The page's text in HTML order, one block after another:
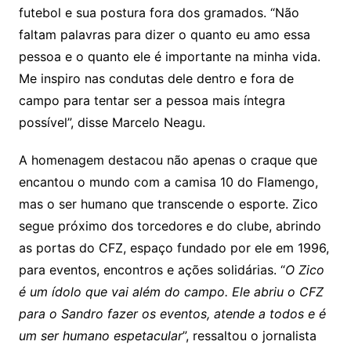
futebol e sua postura fora dos gramados. “Não
faltam palavras para dizer o quanto eu amo essa
pessoa e o quanto ele é importante na minha vida.
Me inspiro nas condutas dele dentro e fora de
campo para tentar ser a pessoa mais íntegra
possível”, disse Marcelo Neagu.
A homenagem destacou não apenas o craque que
encantou o mundo com a camisa 10 do Flamengo,
mas o ser humano que transcende o esporte. Zico
segue próximo dos torcedores e do clube, abrindo
as portas do CFZ, espaço fundado por ele em 1996,
para eventos, encontros e ações solidárias. “O Zico
é um ídolo que vai além do campo. Ele abriu o CFZ
para o Sandro fazer os eventos, atende a todos e é
um ser humano espetacular”, ressaltou o jornalista